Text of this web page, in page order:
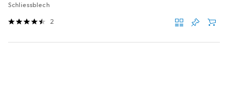
Schliessblech
2